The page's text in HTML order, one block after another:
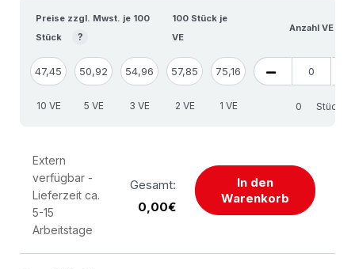
Preise zzgl. Mwst. je 100
Stück
?
100 Stück je
VE
Anzahl VE
47,45 50,92 54,96 57,85 75,16
10 VE 5 VE 3 VE 2 VE 1 VE Stück
Extern
verfügbar -
Lieferzeit ca.
5-15
Arbeitstage
Gesamt:
0,00€
In den
Warenkorb